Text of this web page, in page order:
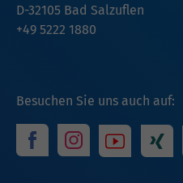
Besuchen Sie uns auch auf:
D-32105 Bad Salzuflen
+49 5222 1880